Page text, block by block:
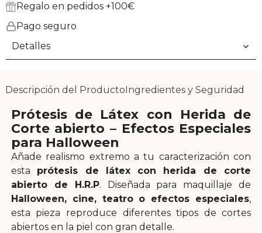
Regalo en pedidos +100€
Pago seguro
Detalles
Descripción del ProductoIngredientes y Seguridad
Prótesis de Látex con Herida de
Corte abierto – Efectos Especiales
para Halloween
Añade realismo extremo a tu caracterización con
esta prótesis de látex con herida de corte
abierto de H.R.P. Diseñada para maquillaje de
Halloween, cine, teatro o efectos especiales,
esta pieza reproduce diferentes tipos de cortes
abiertos en la piel con gran detalle.